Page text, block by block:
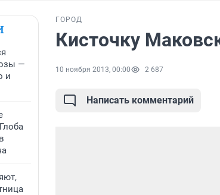
—
и
ГОРОД
Кисточку
10 ноября 2013, 00:00 2 687
Написать комментарий